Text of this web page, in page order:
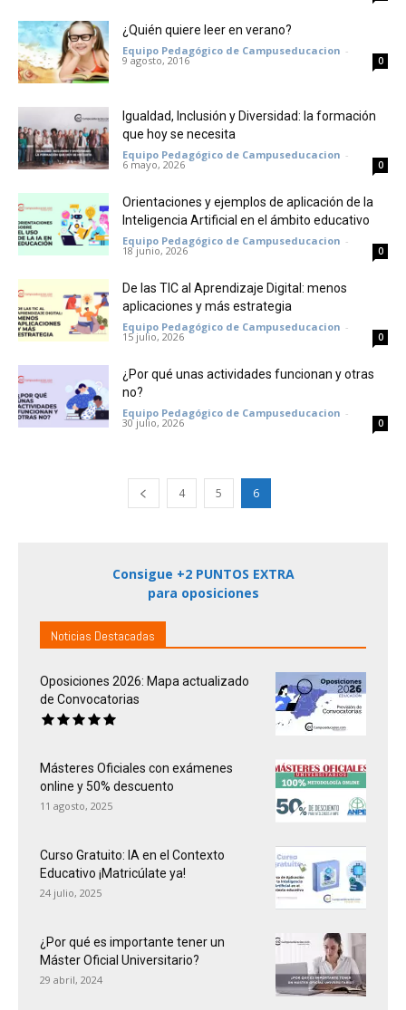
¿Quién quiere leer en verano?
Equipo Pedagógico de Campuseducacion -
9 agosto, 2016 0
Igualdad, Inclusión y Diversidad: la formación
que hoy se necesita
Equipo Pedagógico de Campuseducacion -
6 mayo, 2026 0
Orientaciones y ejemplos de aplicación de la
Inteligencia Artificial en el ámbito educativo
Equipo Pedagógico de Campuseducacion -
18 junio, 2026 0
De las TIC al Aprendizaje Digital: menos
aplicaciones y más estrategia
Equipo Pedagógico de Campuseducacion -
15 julio, 2026 0
¿Por qué unas actividades funcionan y otras
no?
Equipo Pedagógico de Campuseducacion -
30 julio, 2026 0
4 5 6
Consigue +2 PUNTOS EXTRA
para oposiciones
Noticias Destacadas
Oposiciones 2026: Mapa actualizado
de Convocatorias
Másteres Oficiales con exámenes
online y 50% descuento
11 agosto, 2025
Curso Gratuito: IA en el Contexto
Educativo ¡Matricúlate ya!
24 julio, 2025
¿Por qué es importante tener un
Máster Oficial Universitario?
29 abril, 2024